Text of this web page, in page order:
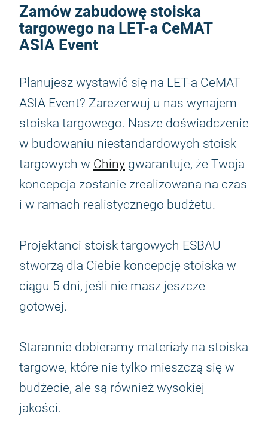
Zamów zabudowę stoiska
targowego na LET-a CeMAT
ASIA Event
Planujesz wystawić się na LET-a CeMAT
ASIA Event? Zarezerwuj u nas wynajem
stoiska targowego. Nasze doświadczenie
w budowaniu niestandardowych stoisk
targowych w Chiny gwarantuje, że Twoja
koncepcja zostanie zrealizowana na czas
i w ramach realistycznego budżetu.
Projektanci stoisk targowych ESBAU
stworzą dla Ciebie koncepcję stoiska w
ciągu 5 dni, jeśli nie masz jeszcze
gotowej.
Starannie dobieramy materiały na stoiska
targowe, które nie tylko mieszczą się w
budżecie, ale są również wysokiej
jakości.